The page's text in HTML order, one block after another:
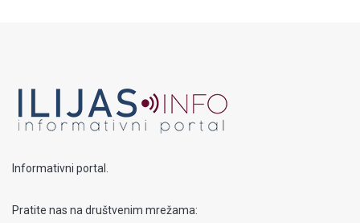
Informativni portal.
Pratite nas na društvenim mrežama: